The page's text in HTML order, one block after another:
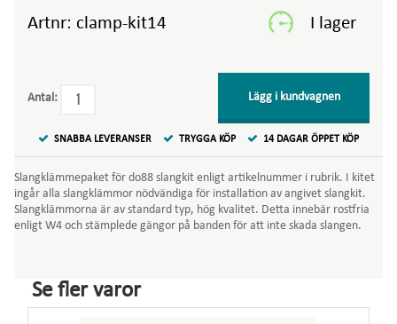
Artnr: clamp-kit14
Antal: Lägg i kundvagnen
SNABBA LEVERANSER TRYGGA KÖP 14 DAGAR ÖPPET KÖP
Slangklämmepaket för do88 slangkit enligt artikelnummer i rubrik. I kitet
ingår alla slangklämmor nödvändiga för installation av angivet slangkit.
Slangklämmorna är av standard typ, hög kvalitet. Detta innebär rostfria
enligt W4 och stämplede gängor på banden för att inte skada slangen.
Se fler varor